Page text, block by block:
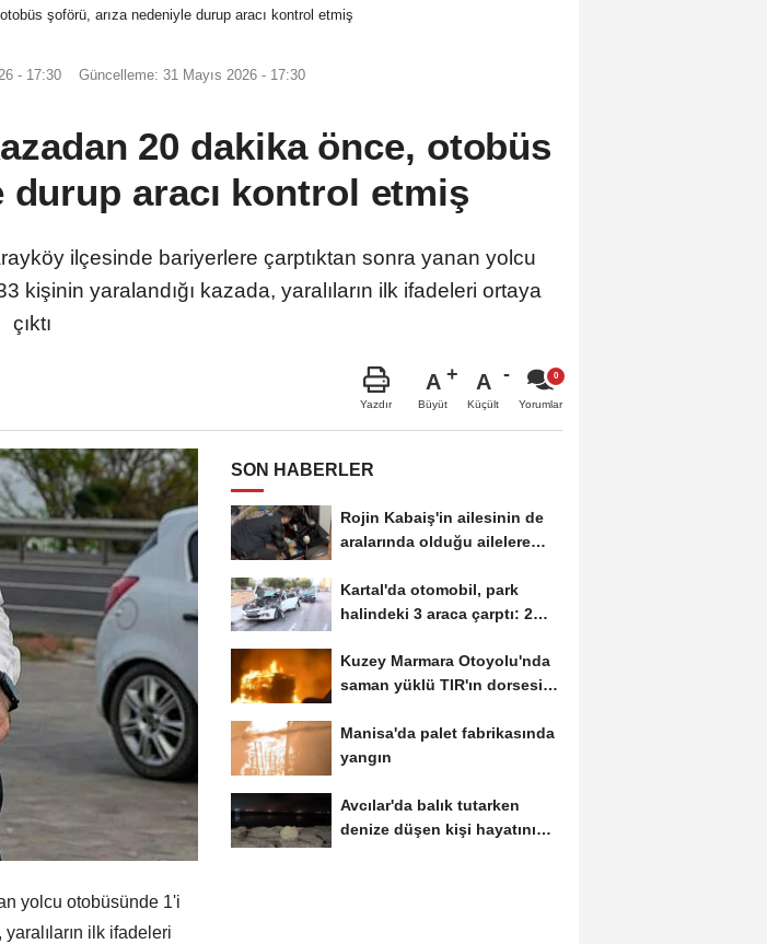
şoförü, arıza nedeniyle durup aracı kontrol etmiş
- 17:30 Güncelleme: 31 Mayıs 2026 - 17:30
20 dakika önce, otobüs
durup aracı kontrol etmiş
ilçesinde bariyerlere çarptıktan sonra yanan yolcu
kişinin yaralandığı kazada, yaralıların ilk ifadeleri ortaya
çıktı
Yazdır
A
Büyüt
A
Küçült Yorumlar
yolcu otobüsünde 1'i
ilk ifadeleri
SON HABERLER
Rojin Kabaiş'in ailesinin de
aralarında olduğu ailelere
Kartal'da otomobil, park
halindeki 3 araca çarptı: 2
Kuzey Marmara Otoyolu'nda
saman yüklü TIR'ın dorsesi
Manisa'da palet fabrikasında
yangın
Avcılar'da balık tutarken
denize düşen kişi hayatını